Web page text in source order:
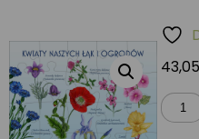
43,05
ilość
Puzzle